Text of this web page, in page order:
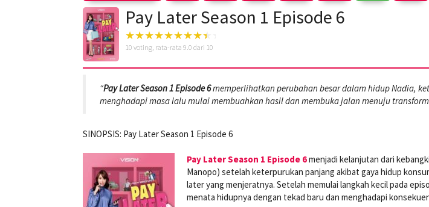
Pay Later Season 1 Episode 6
10 voting, rata-rata 9.0 dari 10
“Pay Later Season 1 Episode 6memperlihatkan perubahan besar dalam hidup Nadia,
menghadapi masa lalu mulai membuahkan hasil dan membuka jalan menuju
SINOPSIS: Pay Later Season 1 Episode 6
Pay Later Season 1 Episode 6menjadi kelanjutan dari
Manopo) setelah keterpurukan panjang akibat gaya hidup
later yang menjeratnya. Setelah memulai langkah kecil pada
menata hidupnya dengan tekad baru dan menghadapi